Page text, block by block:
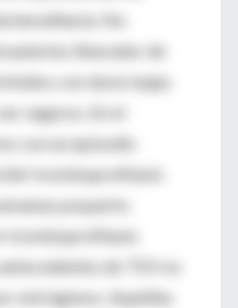
hereditaria. No
liberador de
con dosis bajas
seguros. En el
con un episodio
tromboprofilaxis
posparto.
tromboprofilaxis
de TEV no
estrógenos. Aquéllas